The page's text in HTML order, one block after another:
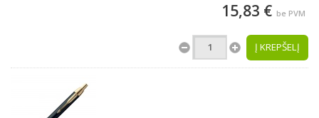
15,83 € be PVM
Į KREPŠELĮ